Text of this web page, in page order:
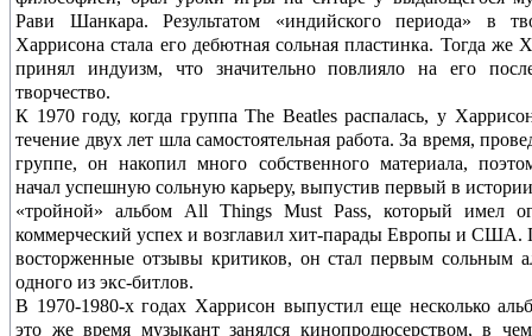
Рави Шанкара. Результатом «индийского периода» в
Харрисона стала его дебютная сольная пластинка. Тогда же
принял индуизм, что значительно повлияло на его
творчество.
К 1970 году, когда группа The Beatles распалась, у
течение двух лет шла самостоятельная работа. За время,
группе, он накопил много собственного материала,
начал успешную сольную карьеру, выпустив первый в
«тройной» альбом All Things Must Pass, который имел
коммерческий успех и возглавил хит-парады Европы и США.
восторженные отзывы критиков, он стал первым сольным
одного из экс-битлов.
В 1970-1980-х годах Харрисон выпустил еще несколько
это же время музыкант занялся кинопродюсерством, в